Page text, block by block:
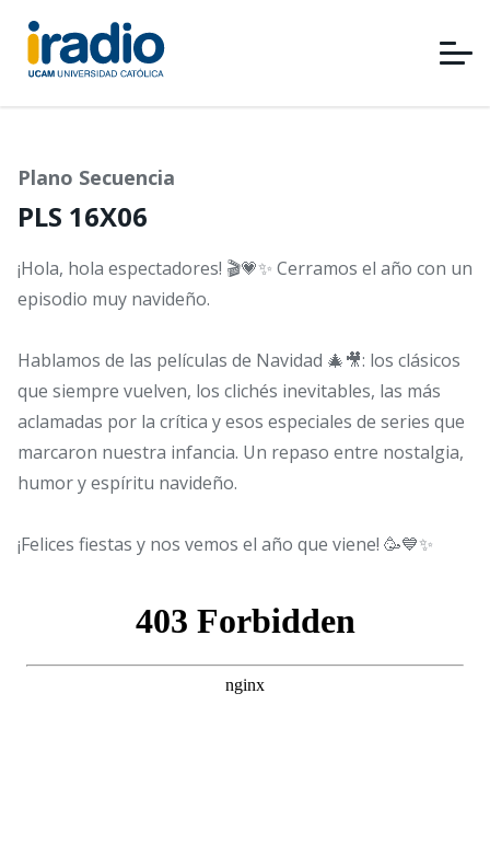
Pasar
contenido
principal
Plano Secuencia
PLS 16X06
¡Hola, hola espectadores! 🎬💗✨ Cerramos el año con un
episodio muy navideño.
Hablamos de las películas de Navidad 🎄🎥: los clásicos
que siempre vuelven, los clichés inevitables, las más
aclamadas por la crítica y esos especiales de series que
marcaron nuestra infancia. Un repaso entre nostalgia,
humor y espíritu navideño.
¡Felices fiestas y nos vemos el año que viene! 🥳💙✨